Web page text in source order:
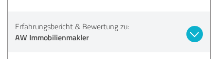
Erfahrungsbericht & Bewertung zu:
AW Immobilienmakler